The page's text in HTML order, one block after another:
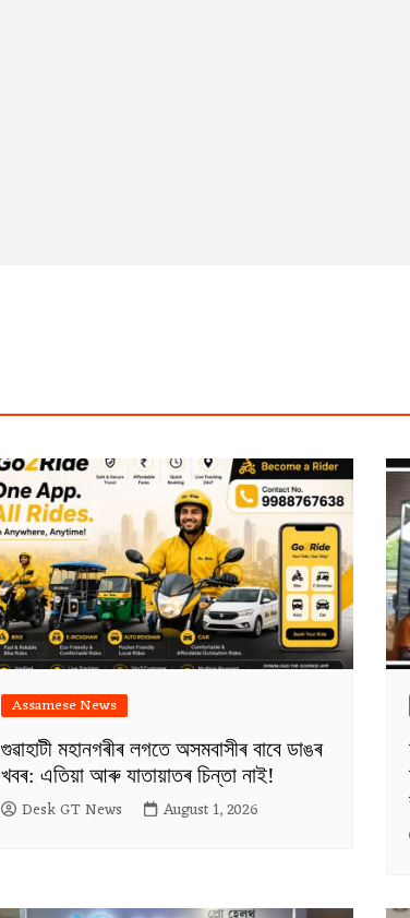
Assamese News
গুৱাহাটী মহানগৰীৰ লগতে অসমবাসীৰ বাবে ডাঙৰ
খবৰ: এতিয়া আৰু যাতায়াতৰ চিন্তা নাই!
Desk GT News August 1, 2026